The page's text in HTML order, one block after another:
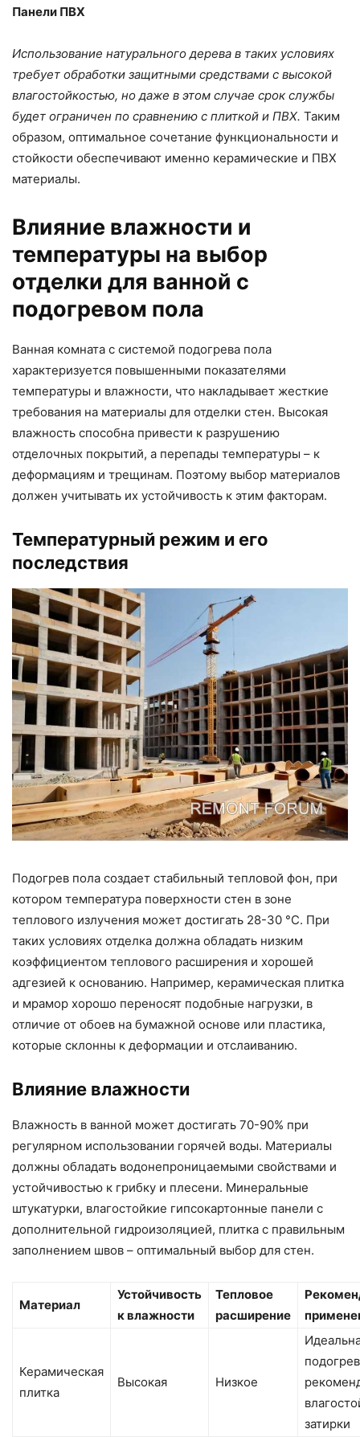
Панели ПВХ
Использование натурального дерева в таких условиях
требует обработки защитными средствами с высокой
влагостойкостью, но даже в этом случае срок службы
будет ограничен по сравнению с плиткой и ПВХ. Таким
образом, оптимальное сочетание функциональности и
стойкости обеспечивают именно керамические и ПВХ
материалы.
Влияние влажности и
температуры на выбор
отделки для ванной с
подогревом пола
Ванная комната с системой подогрева пола
характеризуется повышенными показателями
температуры и влажности, что накладывает жесткие
требования на материалы для отделки стен. Высокая
влажность способна привести к разрушению
отделочных покрытий, а перепады температуры – к
деформациям и трещинам. Поэтому выбор материалов
должен учитывать их устойчивость к этим факторам.
Температурный режим и его
последствия
Подогрев пола создает стабильный тепловой фон, при
котором температура поверхности стен в зоне
теплового излучения может достигать 28-30 °C. При
таких условиях отделка должна обладать низким
коэффициентом теплового расширения и хорошей
адгезией к основанию. Например, керамическая плитка
и мрамор хорошо переносят подобные нагрузки, в
отличие от обоев на бумажной основе или пластика,
которые склонны к деформации и отслаиванию.
Влияние влажности
Влажность в ванной может достигать 70-90% при
регулярном использовании горячей воды. Материалы
должны обладать водонепроницаемыми свойствами и
устойчивостью к грибку и плесени. Минеральные
штукатурки, влагостойкие гипсокартонные панели с
дополнительной гидроизоляцией, плитка с правильным
заполнением швов – оптимальный выбор для стен.
Материал
Устойчивость
к влажности
Тепловое
расширение
Керамическая
плитка
Высокая Низкое
затирки